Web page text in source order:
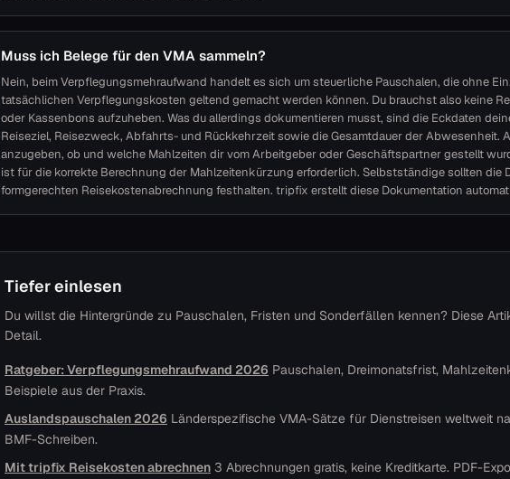
Muss ich Belege für den VMA sammeln?
Nein, beim Verpflegungsmehraufwand handelt es sich um steuerliche Pauschalen, die ohne
tatsächlichen Verpflegungskosten geltend gemacht werden können. Du brauchst also keine
oder Kassenbons aufzuheben. Was du allerdings dokumentieren musst, sind die Eckdaten
Reiseziel, Reisezweck, Abfahrts- und Rückkehrzeit sowie die Gesamtdauer der Abwesenheit.
anzugeben, ob und welche Mahlzeiten dir vom Arbeitgeber oder Geschäftspartner gestellt
ist für die korrekte Berechnung der Mahlzeitenkürzung erforderlich. Selbstständige sollten die
formgerechten Reisekostenabrechnung festhalten. tripfix erstellt diese Dokumentation
Tiefer einlesen
Du willst die Hintergründe zu Pauschalen, Fristen und Sonderfällen kennen? Diese
Detail.
Ratgeber: Verpflegungsmehraufwand 2026 Pauschalen, Dreimonatsfrist,
Beispiele aus der Praxis.
Auslandspauschalen 2026 Länderspezifische VMA-Sätze für Dienstreisen weltweit
BMF-Schreiben.
Mit tripfix Reisekosten abrechnen 3 Abrechnungen gratis, keine Kreditkarte. PDF-